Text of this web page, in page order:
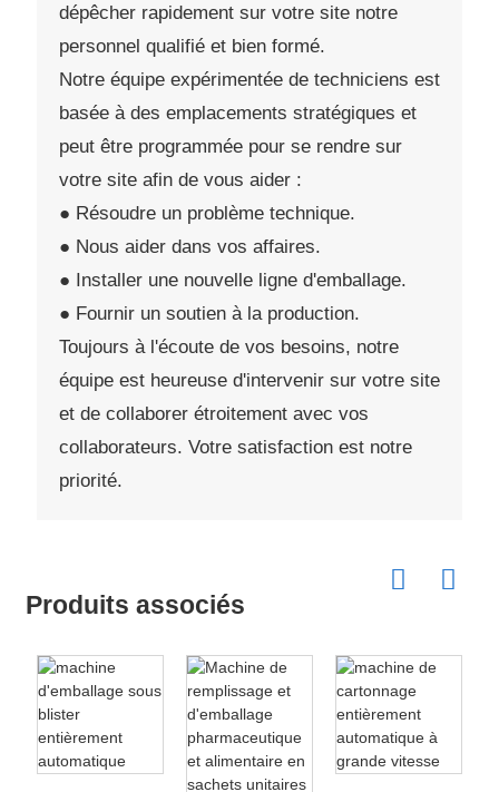
dépêcher rapidement sur votre site notre
personnel qualifié et bien formé.
Notre équipe expérimentée de techniciens est
basée à des emplacements stratégiques et
peut être programmée pour se rendre sur
votre site afin de vous aider :
● Résoudre un problème technique.
● Nous aider dans vos affaires.
● Installer une nouvelle ligne d'emballage.
● Fournir un soutien à la production.
Toujours à l'écoute de vos besoins, notre
équipe est heureuse d'intervenir sur votre site
et de collaborer étroitement avec vos
collaborateurs. Votre satisfaction est notre
priorité.
Produits associés